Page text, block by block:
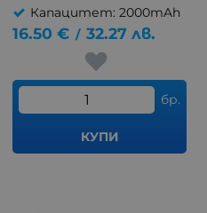
Капацитет: 2000mAh
16.50 € / 32.27 лв.
бр.
КУПИ